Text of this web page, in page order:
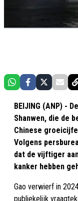
BEIJING (ANP) -
Shanwen, die de
Chinese
Volgens
dat de vijftiger
kanker hebben
Gao verwierf in
publiekelijk